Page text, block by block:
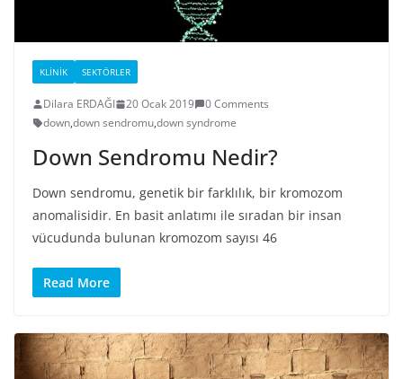
KLINIK SEKTÖRLER
Dilara ERDAĞI 20 Ocak 2019
0 Comments
down,down sendromu,down syndrome
Down Sendromu Nedir?
Down sendromu, genetik bir farklılık, bir kromozom
anomalisidir. En basit anlatımı ile sıradan bir insan
vücudunda bulunan kromozom sayısı 46
Read More